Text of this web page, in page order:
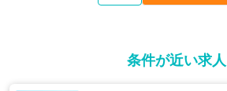
条件が近い求人